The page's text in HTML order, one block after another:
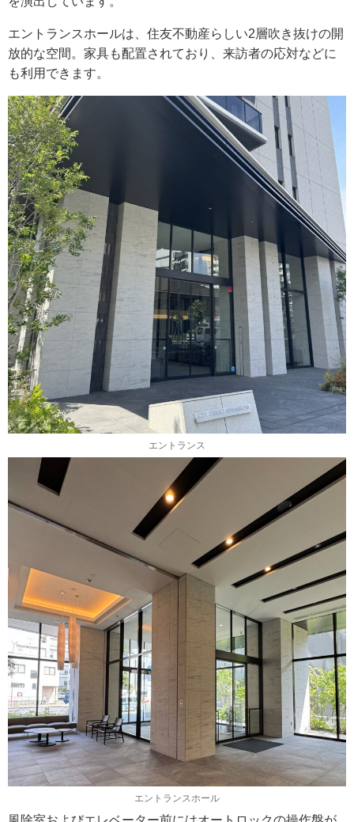
エントランスホールは、住友不動産らしい2層吹き抜けの開
放的な空間。家具も配置されており、来訪者の応対などに
も利用できます。
エントランス
エントランスホール